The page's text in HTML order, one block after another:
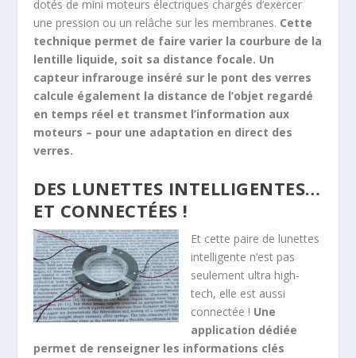
dotés de mini moteurs électriques chargés d’exercer
une pression ou un relâche sur les membranes. Cette
technique permet de faire varier la courbure de la
lentille liquide, soit sa distance focale. Un
capteur infrarouge inséré sur le pont des verres
calcule également la distance de l’objet regardé
en temps réel et transmet l’information aux
moteurs – pour une adaptation en direct des
verres.
DES LUNETTES INTELLIGENTES…
ET CONNECTÉES !
Et cette paire de lunettes
intelligente n’est pas
seulement ultra high-
tech, elle est aussi
connectée ! Une
application dédiée
permet de renseigner les informations clés